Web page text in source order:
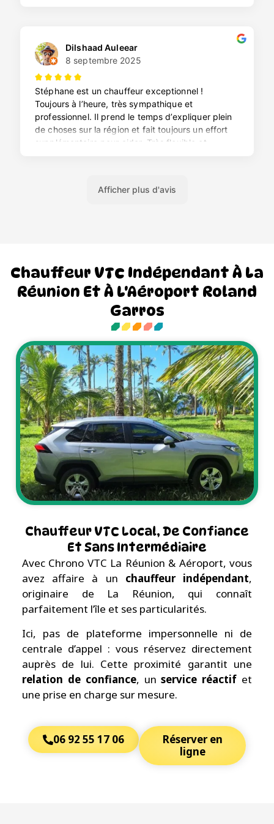
Chauffeur VTC Indépendant À La
Réunion Et À L'Aéroport Roland
Garros
Chauffeur VTC Local, De Confiance
Et Sans Intermédiaire
Avec Chrono VTC La Réunion & Aéroport, vous
avez affaire à un chauffeur indépendant,
originaire de La Réunion, qui connaît
parfaitement l’île et ses particularités.
Ici, pas de plateforme impersonnelle ni de
centrale d’appel : vous réservez directement
auprès de lui. Cette proximité garantit une
relation de confiance, unservice réactif et
une prise en charge sur mesure.
06 92 55 17 06
Réserver en
ligne